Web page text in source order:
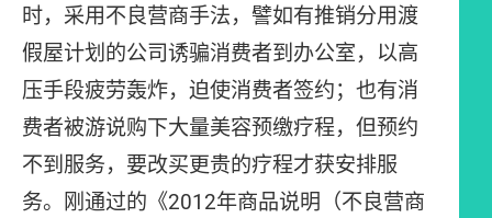
时，采用不良营商手法，譬如有推销分用渡
假屋计划的公司诱骗消费者到办公室，以高
压手段疲劳轰炸，迫使消费者签约；也有消
费者被游说购下大量美容预缴疗程，但预约
不到服务，要改买更贵的疗程才获安排服
务。刚通过的《2012年商品说明（不良营商